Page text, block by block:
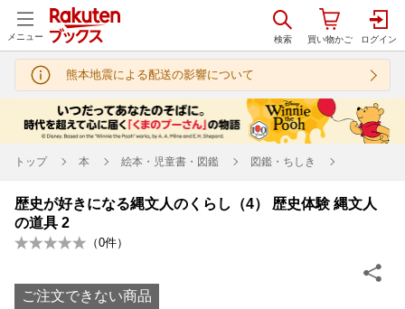
メニュー
熊本地震による配送の影響について
トップ 本 絵本・児童書・図鑑 図鑑・ちしき
歴史が好きになる縄文人のくらし（4） 歴史体験 縄文人
の道具 2
（0件）
ご注文できない商品